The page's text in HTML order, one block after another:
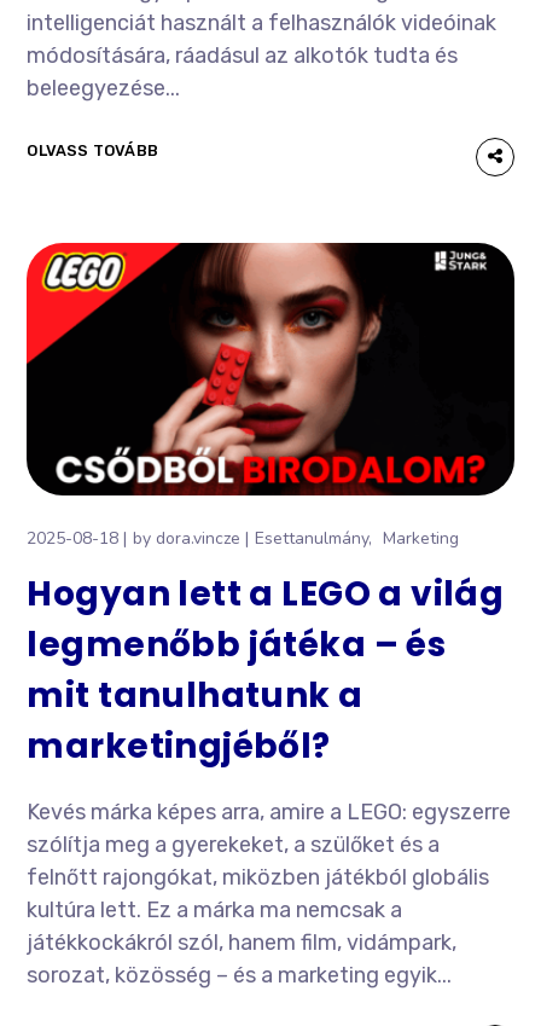
intelligenciát használt a felhasználók videóinak
módosítására, ráadásul az alkotók tudta és
beleegyezése...
OLVASS TOVÁBB
2025-08-18 by dora.vincze Esettanulmány Marketing
Hogyan lett a LEGO a világ
legmenőbb játéka – és
mit tanulhatunk a
marketingjéből?
Kevés márka képes arra, amire a LEGO: egyszerre
szólítja meg a gyerekeket, a szülőket és a
felnőtt rajongókat, miközben játékból globális
kultúra lett. Ez a márka ma nemcsak a
játékkockákról szól, hanem film, vidámpark,
sorozat, közösség – és a marketing egyik...